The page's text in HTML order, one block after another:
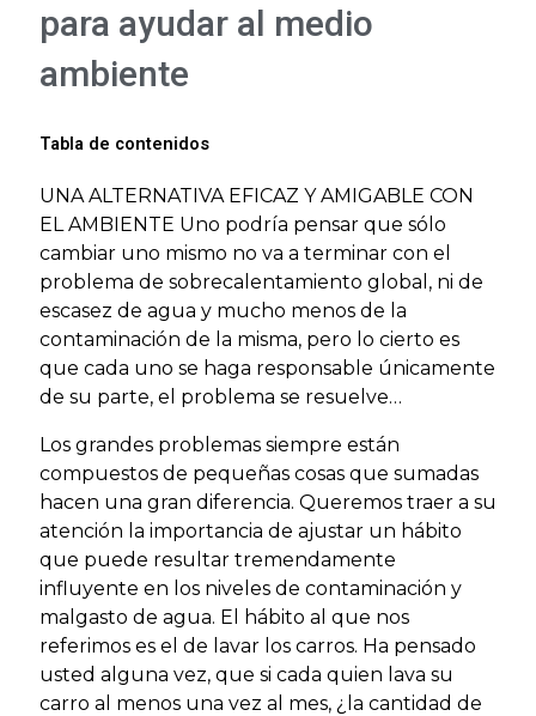
para ayudar al medio
ambiente
Tabla de contenidos
UNA ALTERNATIVA EFICAZ Y AMIGABLE CON
EL AMBIENTE Uno podría pensar que sólo
cambiar uno mismo no va a terminar con el
problema de sobrecalentamiento global, ni de
escasez de agua y mucho menos de la
contaminación de la misma, pero lo cierto es
que cada uno se haga responsable únicamente
de su parte, el problema se resuelve…
Los grandes problemas siempre están
compuestos de pequeñas cosas que sumadas
hacen una gran diferencia. Queremos traer a su
atención la importancia de ajustar un hábito
que puede resultar tremendamente
influyente en los niveles de contaminación y
malgasto de agua. El hábito al que nos
referimos es el de lavar los carros. Ha pensado
usted alguna vez, que si cada quien lava su
carro al menos una vez al mes, ¿la cantidad de